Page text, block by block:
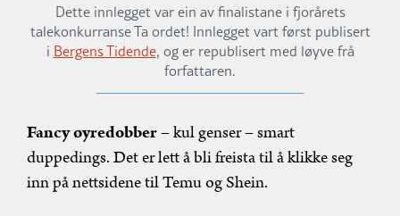
Dette innlegget var ein av finalistane i fjorårets
talekonkurranse Ta ordet! Innlegget vart først publisert
i Bergens Tidende, og er republisert med løyve frå
forfattaren.
Fancy øyredobber– kul genser – smart
duppedings. Det er lett å bli freista til å klikke seg
inn på nettsidene til Temu og Shein.